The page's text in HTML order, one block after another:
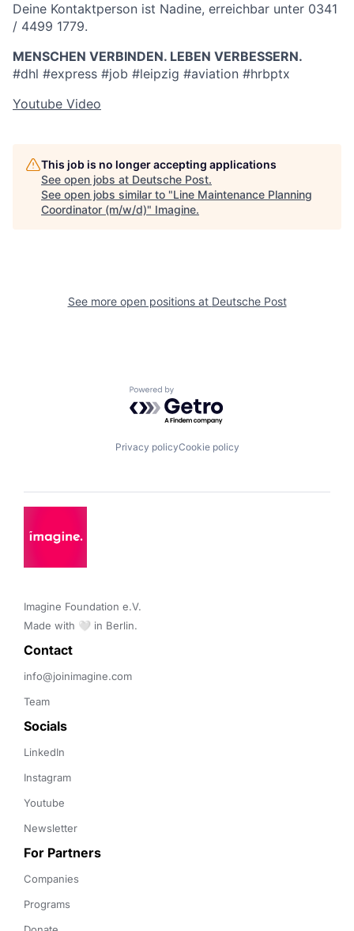
Deine Kontaktperson ist Nadine, erreichbar unter 0341
/ 4499 1779.
MENSCHEN VERBINDEN. LEBEN VERBESSERN.
#dhl #express #job #leipzig #aviation #hrbptx
Youtube Video
This job is no longer accepting applications
See open jobs at Deutsche Post.
See open jobs similar to "Line Maintenance Planning
Coordinator (m/w/d)" Imagine.
See more open positions at Deutsche Post
Powered by Getro.com
Privacy policyCookie policy
Imagine Foundation e.V.
Made with 🤍 in Berlin.
Contact
info@joinimagine.com
Team
Socials
LinkedIn
Instagram
Youtube
Newsletter
For Partners
Companies
Programs